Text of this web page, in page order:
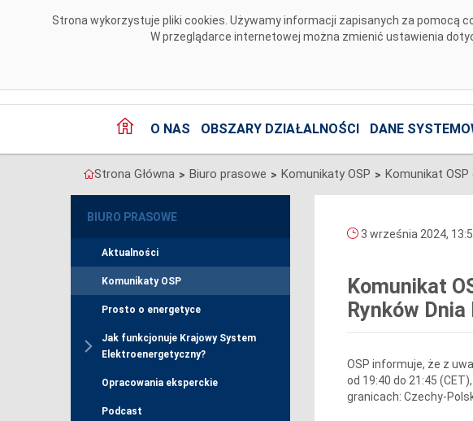
Strona wykorzystuje pliki cookies. Używamy informacji zapisanych za
W przeglądarce internetowej można zmienić ustawienia
O NAS OBSZARY DZIAŁALNOŚCI DANE
Strona Główna > Biuro prasowe > Komunikaty OSP >
BIURO PRASOWE
Aktualności
Komunikaty OSP
Prosto o energetyce
Jak funkcjonuje Krajowy System
Elektroenergetyczny?
Opracowania eksperckie
Podcast
3 września 2024,
Komunikat
Rynków
OSP informuje, że z
od 19:40 do 21:45
granicach: Czechy-